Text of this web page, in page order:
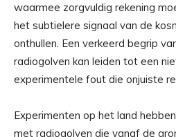
waarmee zorgvuldig rekening
het subtielere signaal van de
onthullen. Een verkeerd begrip
radiogolven kan leiden tot een
experimentele fout die onjuiste
Experimenten op het land
met radiogolven die vanaf de